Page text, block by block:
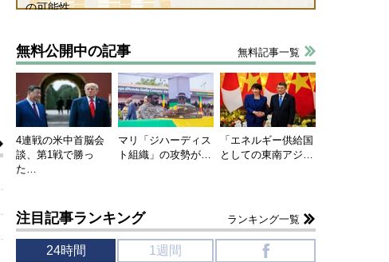
の可能性
無料公開中の記事 無料記事一覧
4連戦の米中首脳会
談、第1戦で勝っ
た…
マリ「ジハーディス
ト組織」の攻勢が…
「エネルギー供給国
としての東南アジ…
注目記事ランキング ランキング一覧
24時間 1週間